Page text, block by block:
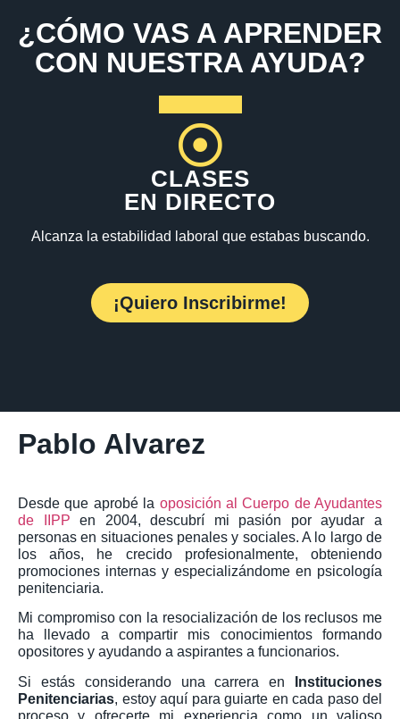
¿CÓMO VAS A APRENDER
CON NUESTRA AYUDA?
CLASES
EN DIRECTO
Alcanza la estabilidad laboral que estabas buscando.
¡Quiero Inscribirme!
Pablo Alvarez
Desde que aprobé la oposición al Cuerpo de Ayudantes
de IIPP en 2004, descubrí mi pasión por ayudar a
personas en situaciones penales y sociales. A lo largo de
los años, he crecido profesionalmente, obteniendo
promociones internas y especializándome en psicología
penitenciaria.
Mi compromiso con la resocialización de los reclusos me
ha llevado a compartir mis conocimientos formando
opositores y ayudando a aspirantes a funcionarios.
Si estás considerando una carrera en
Instituciones
Penitenciarias, estoy aquí para guiarte en cada paso del
proceso y ofrecerte mi experiencia como un valioso